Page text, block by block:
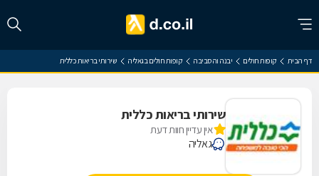
דף הבית קופות חולים יבנה והסביבה קופות חולים בגאליה שירותי בריאות כללית
שירותי בריאות כללית
אין עדיין חוות דעת
גאליה